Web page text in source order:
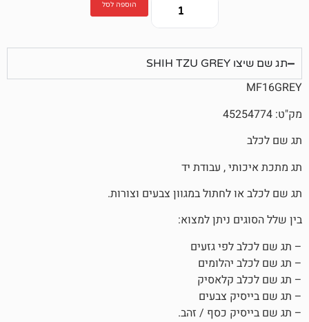
הוספה לסל
, עבודת יד
במגוון צבעים וצורות.
למצוא:
גזעים
צבעים
כסף / זהב.